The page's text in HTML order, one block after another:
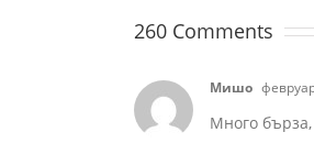
260 Comments
Мишо
Много